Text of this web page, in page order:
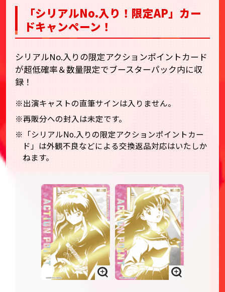
「シリアルNo.入り！限定AP」カー
ドキャンペーン！
シリアルNo.入りの限定アクションポイントカード
が超低確率＆数量限定でブースターパック内に収
録！
※出演キャストの直筆サインは入りません。
※再販分への封入は未定です。
※「シリアルNo.入りの限定アクションポイントカー
ド」は外観不良などによる交換返品対応はいたしか
ねます。